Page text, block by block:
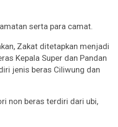
serta para camat.
Zakat ditetapkan menjadi
Kepala Super dan Pandan
jenis beras Ciliwung dan
non beras terdiri dari ubi,